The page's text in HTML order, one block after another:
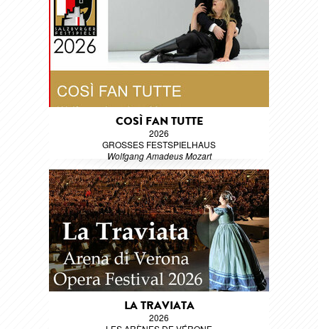
COSÌ FAN TUTTE
2026
GROSSES FESTSPIELHAUS
Wolfgang Amadeus Mozart
LA TRAVIATA
2026